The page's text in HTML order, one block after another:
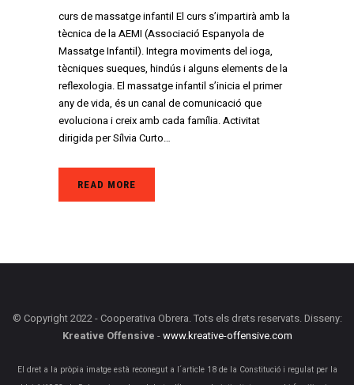
curs de massatge infantil El curs s’impartirà amb la
tècnica de la AEMI (Associació Espanyola de
Massatge Infantil). Integra moviments del ioga,
tècniques sueques, hindús i alguns elements de la
reflexologia. El massatge infantil s’inicia el primer
any de vida, és un canal de comunicació que
evoluciona i creix amb cada família. Activitat
dirigida per Sílvia Curto…
READ MORE
© Copyright 2022 - Cooperativa Obrera. Tots els drets reservats. Disseny:
Kreative Offensive -www.kreative-offensive.com
El dret a la pròpia imatge està reconegut a l´article 18 de la Constitució i regulat per la